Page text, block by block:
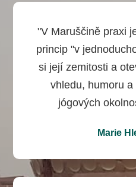
"V Maruščině praxi
princip "v
si její zemitosti a
vhledu, humoru
jógových
Marie